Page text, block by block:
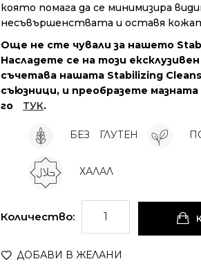
която помага да се минимизира
несъвършенствата и оставя
Още не сте чували за нашето
Насладете се на този
съчетава нашата Stabilizing
съюзници, и преобразете
го
ТУК.
БЕЗ ГЛУТЕН
ХАЛАЛ
Количество:
ДОБАВИ В ЖЕЛАНИ